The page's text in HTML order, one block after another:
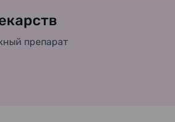
препарат